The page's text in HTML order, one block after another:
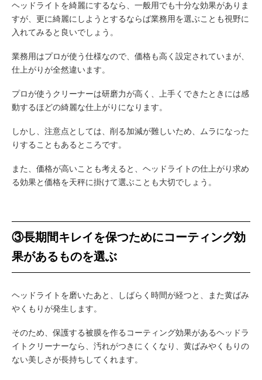
ヘッドライトを綺麗にするなら、一般用でも十分な効果がありま
すが、更に綺麗にしようとするならば業務用を選ぶことも視野に
入れてみると良いでしょう。
業務用はプロが使う仕様なので、価格も高く設定されていまが、
仕上がりが全然違います。
プロが使うクリーナーは研磨力が高く、上手くできたときには感
動するほどの綺麗な仕上がりになります。
しかし、注意点としては、削る加減が難しいため、ムラになった
りすることもあるところです。
また、価格が高いことも考えると、ヘッドライトの仕上がり求め
る効果と価格を天秤に掛けて選ぶことも大切でしょう。
③長期間キレイを保つためにコーティング効
果があるものを選ぶ
ヘッドライトを磨いたあと、しばらく時間が経つと、また黄ばみ
やくもりが発生します。
そのため、保護する被膜を作るコーティング効果があるヘッドラ
イトクリーナーなら、汚れがつきにくくなり、黄ばみやくもりの
ない美しさが長持ちしてくれます。